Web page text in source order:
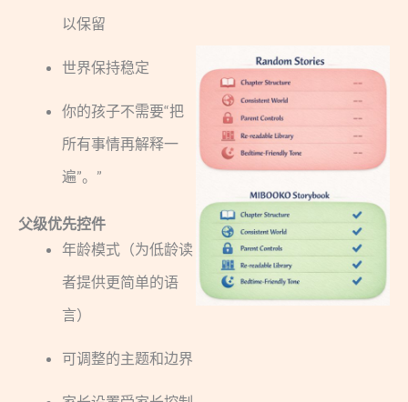
以保留
世界保持稳定
你的孩子不需要“把
所有事情再解释一
遍”。”
父级优先控件
年龄模式（为低龄读
者提供更简单的语
言）
可调整的主题和边界